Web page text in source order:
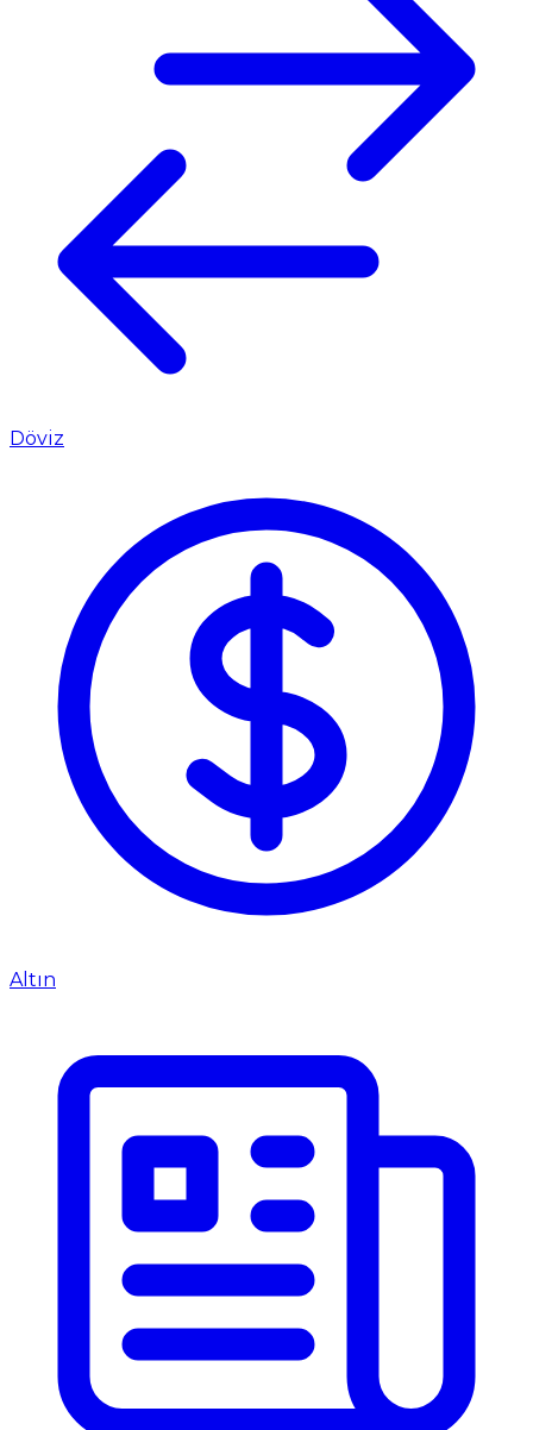
Döviz
Altın